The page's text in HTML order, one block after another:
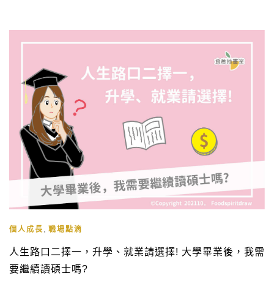
這些思考方式將有助於養成優秀的食品研發專家，提供創新的
個人成長 職場點滴
人生路口二擇一，升學、就業請選擇! 大學畢業後，我需
要繼續讀碩士嗎?